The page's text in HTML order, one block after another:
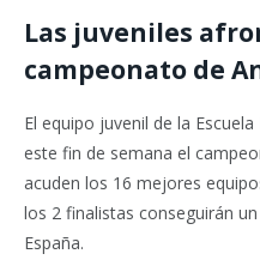
Las juveniles
campeonato de
El equipo juvenil de la
este fin de semana el
acuden los 16 mejores
los 2 finalistas conseguirán
España.